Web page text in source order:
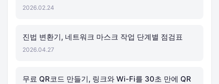
2026.02.24
진법 변환기, 네트워크 마스크 작업 단계별 점검표
2026.04.27
무료 QR코드 만들기, 링크와 Wi-Fi를 30초 만에 QR